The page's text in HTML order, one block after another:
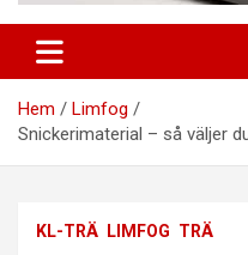
Hem
Limfog
Snickerimaterial – så väljer
KL-TRÄ LIMFOG TRÄ